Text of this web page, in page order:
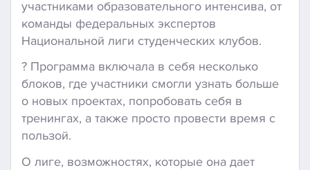
участниками образовательного интенсива, от
команды федеральных экспертов
Национальной лиги студенческих клубов.
? Программа включала в себя несколько
блоков, где участники смогли узнать больше
о новых проектах, попробовать себя в
тренингах, а также просто провести время с
пользой.
О лиге, возможностях, которые она дает